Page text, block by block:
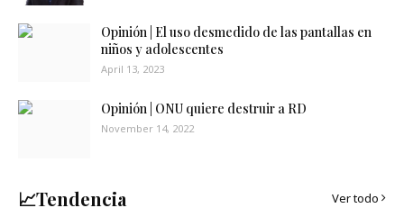
Opinión | El uso desmedido de las pantallas en
niños y adolescentes
April 13, 2023
Opinión | ONU quiere destruir a RD
November 14, 2022
📈Tendencia Ver todo